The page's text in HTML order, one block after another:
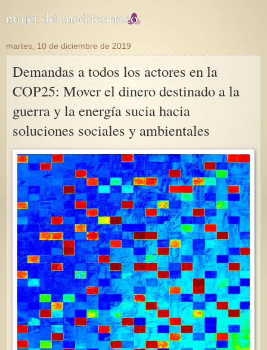
martes, 10 de diciembre de 2019
Demandas a todos los actores en la
COP25: Mover el dinero destinado a la
guerra y la energía sucia hacia
soluciones sociales y ambientales